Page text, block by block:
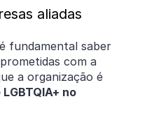
aliadas
fundamental saber
com a
a organização é
no